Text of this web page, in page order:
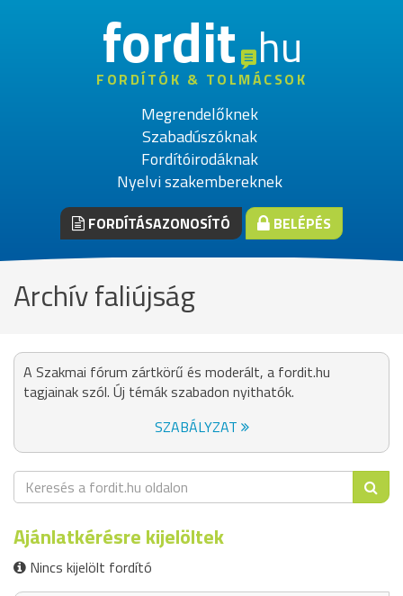
fordithu
FORDÍTÓK & TOLMÁCSOK
Megrendelőknek
Szabadúszóknak
Fordítóirodáknak
Nyelvi szakembereknek
FORDÍTÁSAZONOSÍTÓ BELÉPÉS
Archív faliújság
A Szakmai fórum zártkörű és moderált, a fordit.hu
tagjainak szól. Új témák szabadon nyithatók.
SZABÁLYZAT
Ajánlatkérésre kijelöltek
Nincs kijelölt fordító